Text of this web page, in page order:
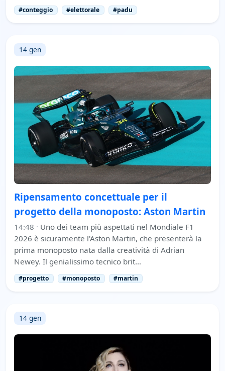
#conteggio #elettorale #padu
14 gen
Ripensamento concettuale per il
progetto della monoposto: Aston Martin
14:48 · Uno dei team più aspettati nel Mondiale F1
2026 è sicuramente l'Aston Martin, che presenterà la
prima monoposto nata dalla creatività di Adrian
Newey. Il genialissimo tecnico brit…
#progetto #monoposto #martin
14 gen